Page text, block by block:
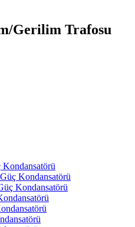
Gerilim Trafosu
Kondansatörü
Kondansatörü